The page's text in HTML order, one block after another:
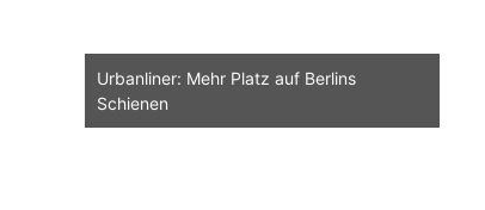
Urbanliner: Mehr Platz auf Berlins
Schienen